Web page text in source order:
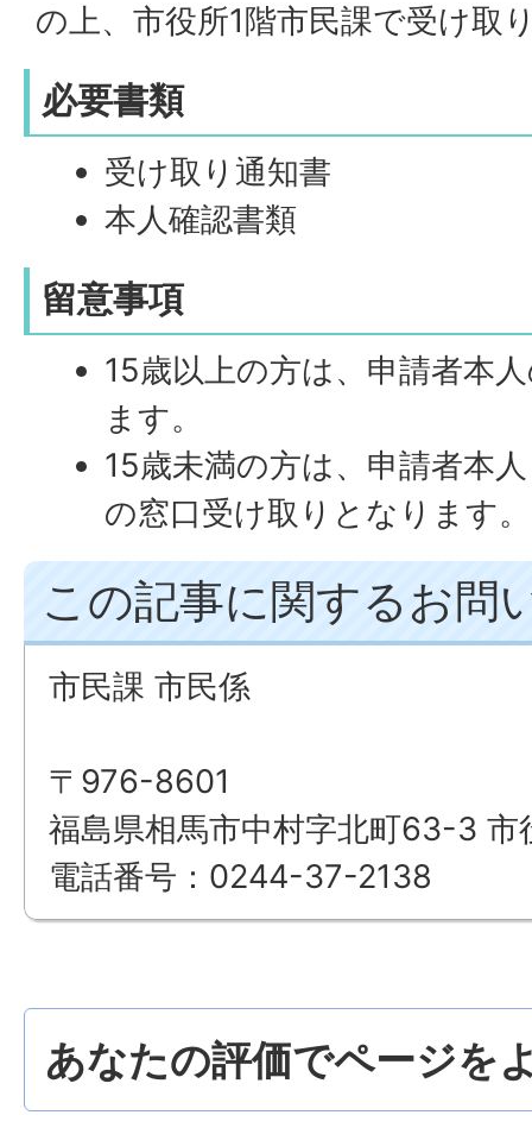
の上、市役所1階市民課で受け取
必要書類
受け取り通知書
本人確認書類
留意事項
15歳以上の方は、申請者本
ます。
15歳未満の方は、申請者本
の窓口受け取りとなります。
この記事に関するお問
市民課 市民係
〒976-8601
福島県相馬市中村字北町63-3 市
電話番号：0244-37-2138
あなたの評価でページを